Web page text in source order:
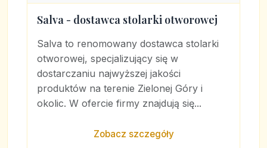
Salva - dostawca stolarki otworowej
Salva to renomowany dostawca stolarki
otworowej, specjalizujący się w
dostarczaniu najwyższej jakości
produktów na terenie Zielonej Góry i
okolic. W ofercie firmy znajdują się...
Zobacz szczegóły